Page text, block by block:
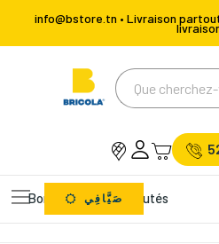
info@bstore.tn • Livraison
Bons Plans Nouveautés
صَيَّافِي